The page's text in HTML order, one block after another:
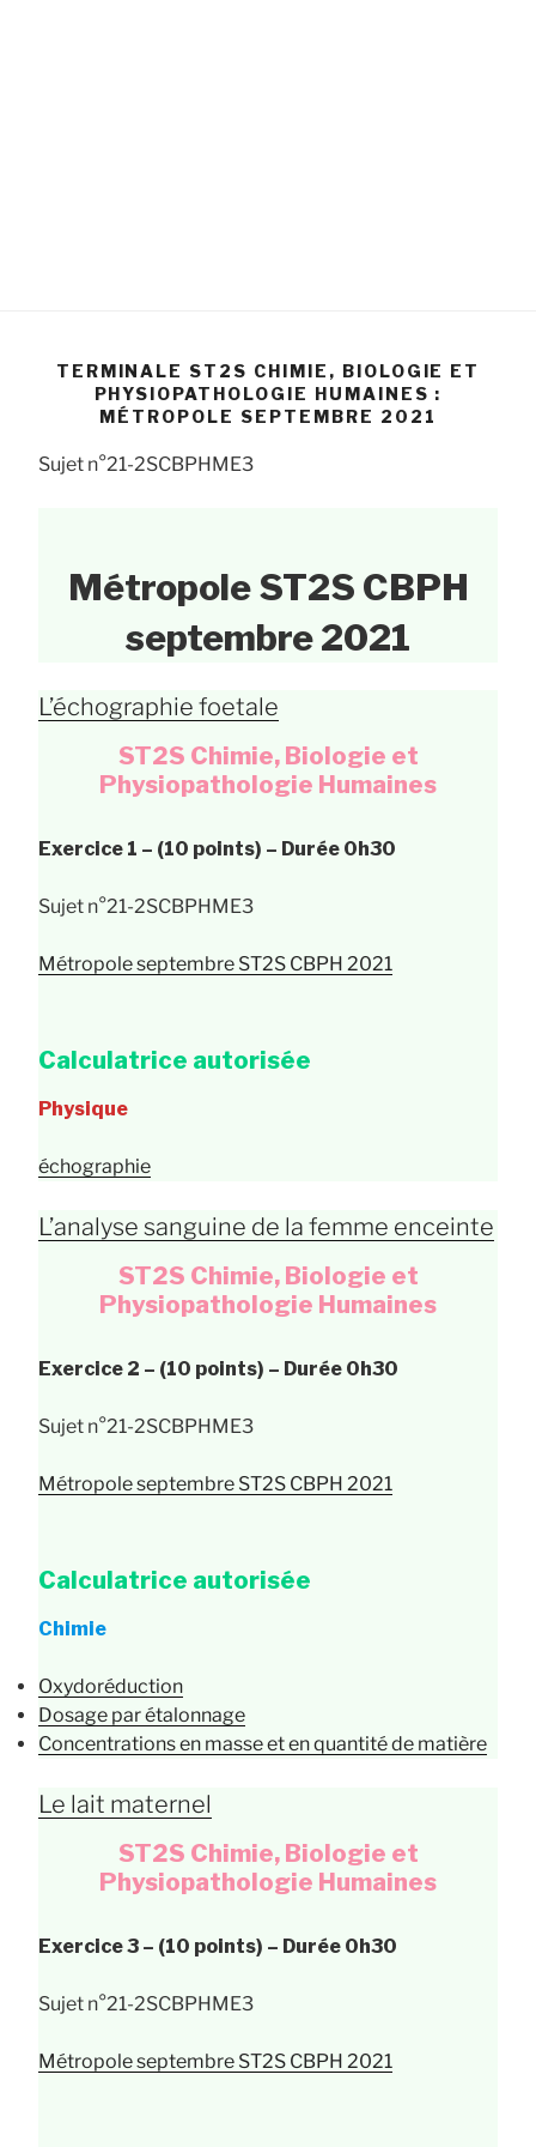
TERMINALE ST2S CHIMIE, BIOLOGIE ET
PHYSIOPATHOLOGIE HUMAINES :
MÉTROPOLE SEPTEMBRE 2021
Sujet n°21-2SCBPHME3
Métropole ST2S CBPH
septembre 2021
L’échographie foetale
ST2S Chimie, Biologie et
Physiopathologie Humaines
Exercice 1 – (10 points) – Durée 0h30
Sujet n°21-2SCBPHME3
Métropole septembre ST2S CBPH 2021
Calculatrice autorisée
Physique
échographie
L’analyse sanguine de la femme enceinte
ST2S Chimie, Biologie et
Physiopathologie Humaines
Exercice 2 – (10 points) – Durée 0h30
Sujet n°21-2SCBPHME3
Métropole septembre ST2S CBPH 2021
Calculatrice autorisée
Chimie
Oxydoréduction
Dosage par étalonnage
Concentrations en masse et en quantité de matière
Le lait maternel
ST2S Chimie, Biologie et
Physiopathologie Humaines
Exercice 3 – (10 points) – Durée 0h30
Sujet n°21-2SCBPHME3
Métropole septembre ST2S CBPH 2021